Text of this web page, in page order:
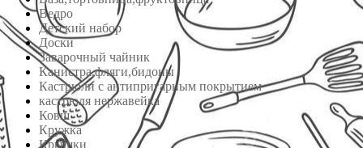
Ведро
Детский набор
Доски
Заварочный чайник
Канистра,фляги,бидоны
Кастрюли с антипригарным покрытием
кастрюля нержавейка
Ковш
Кружка
Крышки